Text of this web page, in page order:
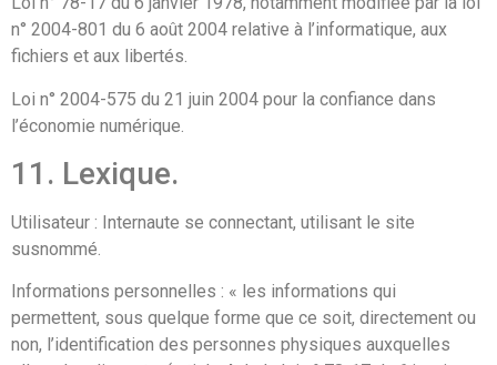
n° 2004-801 du 6 août 2004 relative à l’informatique, aux
fichiers et aux libertés.
Loi n° 2004-575 du 21 juin 2004 pour la confiance dans
l’économie numérique.
11. Lexique.
Utilisateur : Internaute se connectant, utilisant le site
susnommé.
Informations personnelles : « les informations qui
permettent, sous quelque forme que ce soit, directement ou
non, l’identification des personnes physiques auxquelles